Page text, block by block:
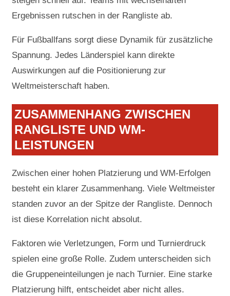
Ergebnissen rutschen in der Rangliste ab.
Für Fußballfans sorgt diese Dynamik für zusätzliche
Spannung. Jedes Länderspiel kann direkte
Auswirkungen auf die Positionierung zur
Weltmeisterschaft haben.
ZUSAMMENHANG ZWISCHEN
RANGLISTE UND WM-
LEISTUNGEN
Zwischen einer hohen Platzierung und WM-Erfolgen
besteht ein klarer Zusammenhang. Viele Weltmeister
standen zuvor an der Spitze der Rangliste. Dennoch
ist diese Korrelation nicht absolut.
Faktoren wie Verletzungen, Form und Turnierdruck
spielen eine große Rolle. Zudem unterscheiden sich
die Gruppeneinteilungen je nach Turnier. Eine starke
Platzierung hilft, entscheidet aber nicht alles.